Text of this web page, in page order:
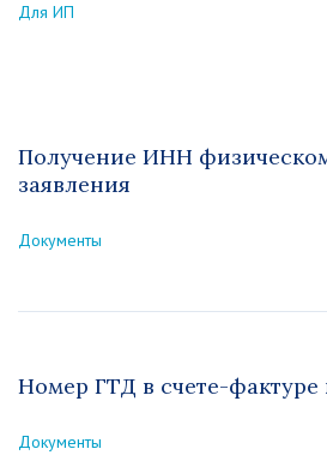
Для ИП
Получение ИНН
заявления
Документы
Номер ГТД в счете-
Документы